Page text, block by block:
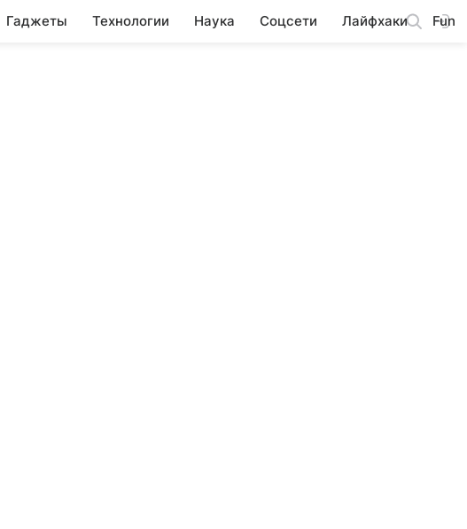
Гаджеты Технологии Наука Соцсети Лайфхаки Fun